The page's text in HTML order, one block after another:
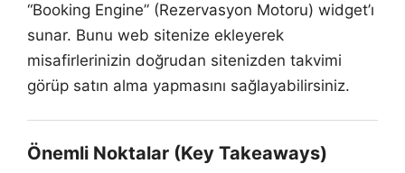
“Booking Engine” (Rezervasyon Motoru) widget’ı
sunar. Bunu web sitenize ekleyerek
misafirlerinizin doğrudan sitenizden takvimi
görüp satın alma yapmasını sağlayabilirsiniz.
Önemli Noktalar (Key Takeaways)